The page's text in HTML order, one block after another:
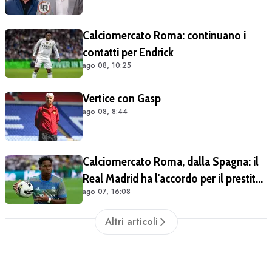
Calciomercato Roma: continuano i
contatti per Endrick
ago 08, 10:25
Vertice con Gasp
ago 08, 8:44
Calciomercato Roma, dalla Spagna: il
Real Madrid ha l'accordo per il prestito
di Endrick in Premier League
ago 07, 16:08
Altri articoli